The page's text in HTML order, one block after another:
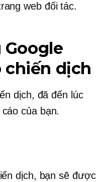
web đối tác.
Google
chiến dịch
dịch, đã đến lúc
của bạn.
dịch, bạn sẽ được